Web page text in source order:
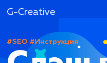
G-Creative
#SEO #Инструкция